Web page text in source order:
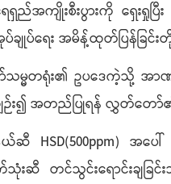
ရှည်အကျိုးစီးပွားကို ရှေး
ပ်ချုပ်ရေး အမိန့်ထုတ်ပြန်
တရုံး၏ ဥပဒေကဲ့သို့ အာဏ
စပ်လျဉ်း၍ အတည်ပြုရန်
HSD(500ppm) အပ
သုံးဆီ တင်သွင်းရောင်းခ